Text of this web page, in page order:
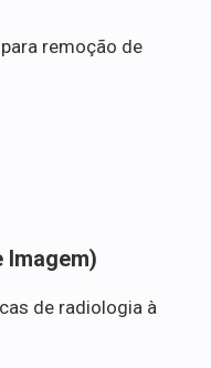
remoção de
Imagem)
de radiologia à